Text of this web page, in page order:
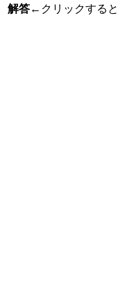
解答←クリックする